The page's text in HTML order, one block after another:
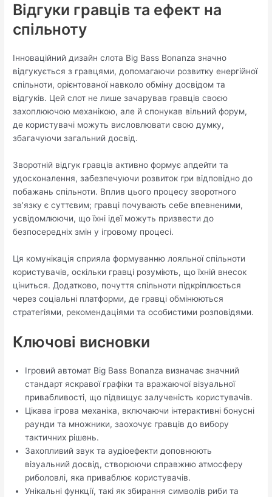
Відгуки гравців та ефект на
спільноту
Інноваційний дизайн слота Big Bass Bonanza значно
відгукується з гравцями, допомагаючи розвитку енергійної
спільноти, орієнтованої навколо обміну досвідом та
відгуків. Цей слот не лише зачарував гравців своєю
захоплюючою механікою, але й спонукав вільний форум,
де користувачі можуть висловлювати свою думку,
збагачуючи загальний досвід.
Зворотній відгук гравців активно формує апдейти та
удосконалення, забезпечуючи розвиток гри відповідно до
побажань спільноти. Вплив цього процесу зворотного
зв’язку є суттєвим; гравці почувають себе впевненими,
усвідомлюючи, що їхні ідеї можуть призвести до
безпосередніх змін у ігровому процесі.
Ця комунікація сприяла формуванню лояльної спільноти
користувачів, оскільки гравці розуміють, що їхній внесок
ціниться. Додатково, почуття спільноти підкріплюється
через соціальні платформи, де гравці обмінюються
стратегіями, рекомендаціями та особистими розповідями.
Ключові висновки
Ігровий автомат Big Bass Bonanza визначає значний
стандарт яскравої графіки та вражаючої візуальної
привабливості, що підвищує залученість користувачів.
Цікава ігрова механіка, включаючи інтерактивні бонусні
раунди та множники, заохочує гравців до вибору
тактичних рішень.
Захопливий звук та аудіоефекти доповнюють
візуальний досвід, створюючи справжню атмосферу
риболовлі, яка приваблює користувачів.
Унікальні функції, такі як збирання символів риби та